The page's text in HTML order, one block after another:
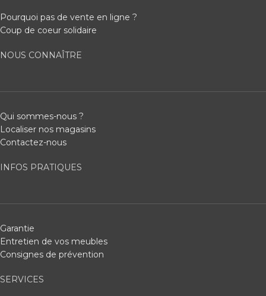
Pourquoi pas de vente en ligne ?
Coup de coeur solidaire
NOUS CONNAÎTRE
Qui sommes-nous ?
Localiser nos magasins
Contactez-nous
INFOS PRATIQUES
Garantie
Entretien de vos meubles
Consignes de prévention
SERVICES